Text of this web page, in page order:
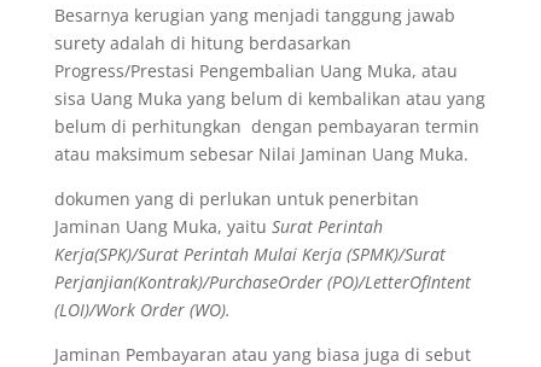
Besarnya kerugian yang menjadi tanggung jawab
surety adalah di hitung berdasarkan
Progress/Prestasi Pengembalian Uang Muka, atau
sisa Uang Muka yang belum di kembalikan atau yang
belum di perhitungkan dengan pembayaran termin
atau maksimum sebesar Nilai Jaminan Uang Muka.
dokumen yang di perlukan untuk penerbitan
Jaminan Uang Muka, yaitu Surat Perintah
Kerja(SPK)/Surat Perintah Mulai Kerja (SPMK)/Surat
Perjanjian(Kontrak)/PurchaseOrder (PO)/LetterOfIntent
(LOI)/Work Order (WO).
Jaminan Pembayaran atau yang biasa juga di sebut